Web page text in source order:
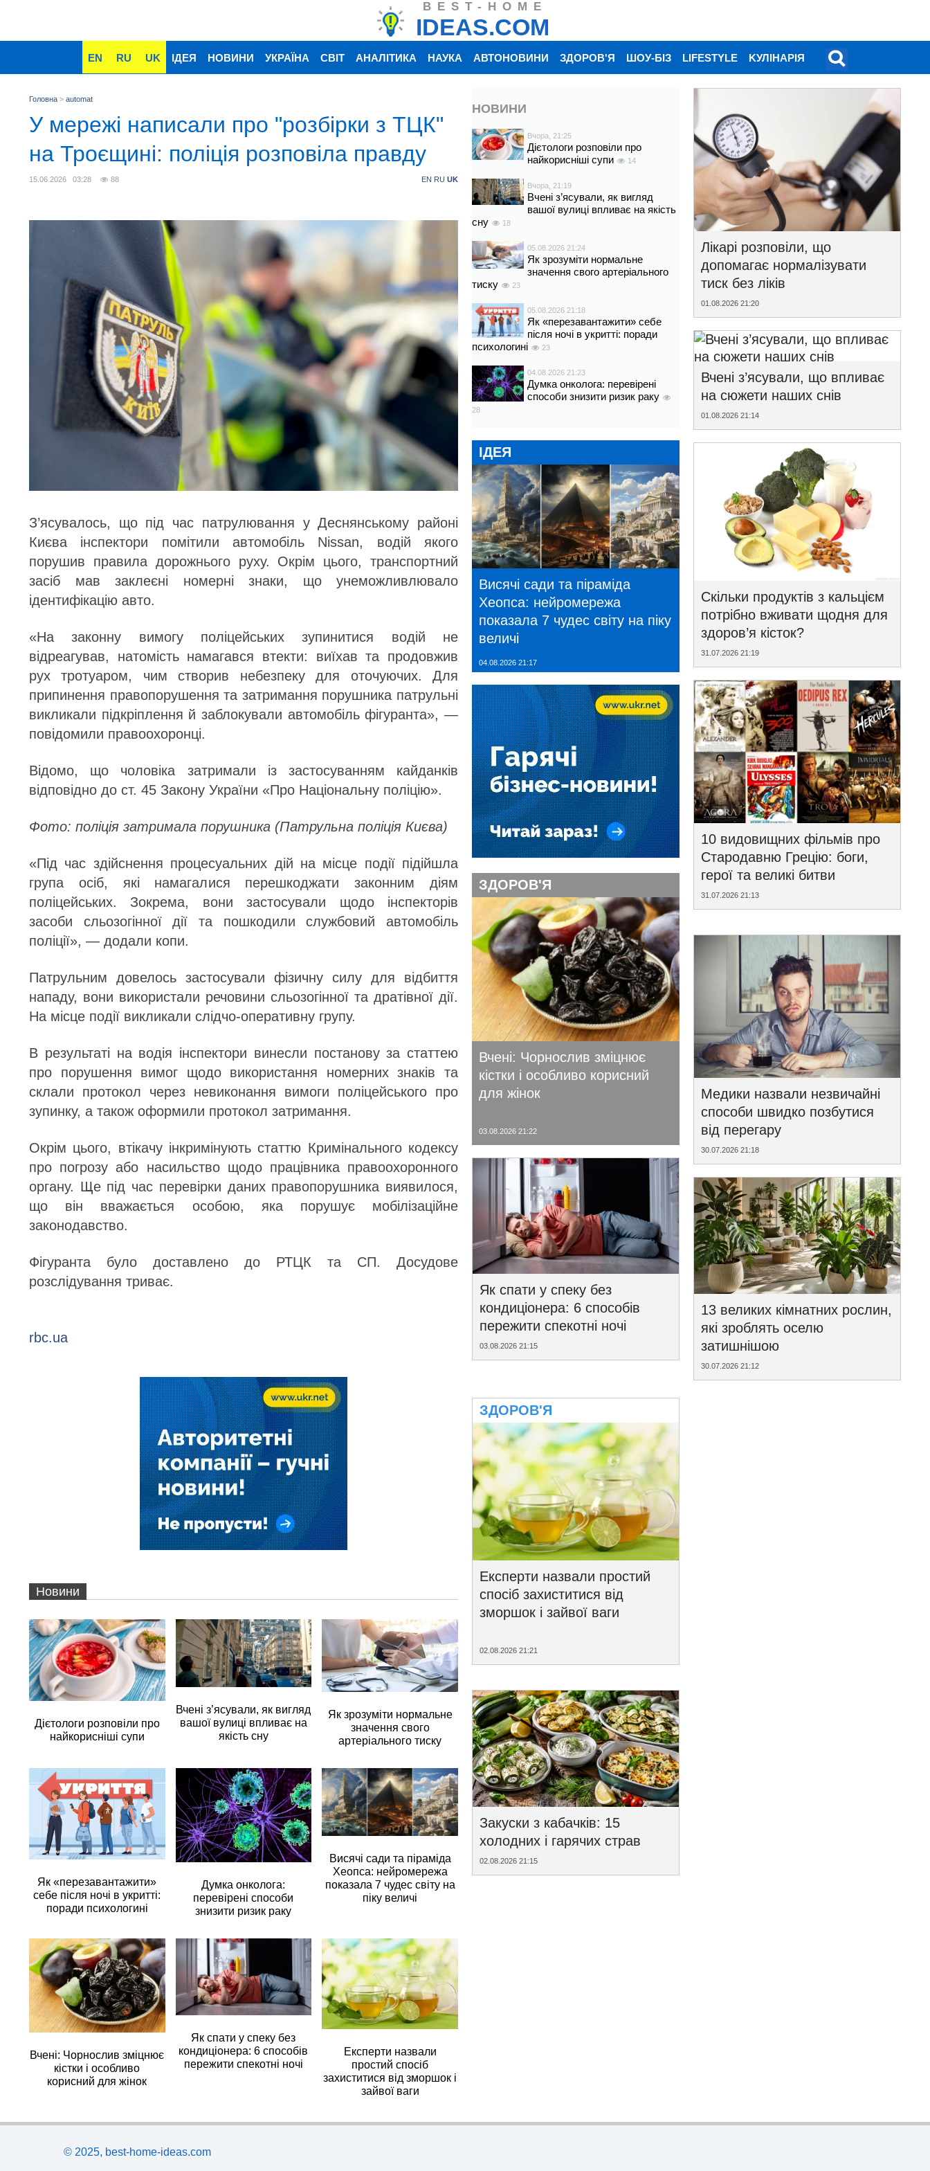
BEST-HOME
IDEAS.COM
EN RU UK ІДЕЯ НОВИНИ УКРАЇНА СВІТ АНАЛІТИКА НАУКА АВТОНОВИНИ ЗДОРОВ'Я ШОУ-БІЗ LIFESTYLE KУЛІНАРІЯ
Головна > automat
У мережі написали про "розбірки з ТЦК"
на Троєщині: поліція розповіла правду
15.06.2026 03:28 88 EN RU UK
З’ясувалось, що під час патрулювання у Деснянському районі
Києва інспектори помітили автомобіль Nissan, водій якого
порушив правила дорожнього руху. Окрім цього, транспортний
засіб мав заклеєні номерні знаки, що унеможливлювало
ідентифікацію авто.
«На законну вимогу поліцейських зупинитися водій не
відреагував, натомість намагався втекти: виїхав та продовжив
рух тротуаром, чим створив небезпеку для оточуючих. Для
припинення правопорушення та затримання порушника патрульні
викликали підкріплення й заблокували автомобіль фігуранта», —
повідомили правоохоронці.
Відомо, що чоловіка затримали із застосуванням кайданків
відповідно до ст. 45 Закону України «Про Національну поліцію».
Фото: поліція затримала порушника (Патрульна поліція Києва)
«Під час здійснення процесуальних дій на місце події підійшла
група осіб, які намагалися перешкоджати законним діям
поліцейських. Зокрема, вони застосували щодо інспекторів
засоби сльозогінної дії та пошкодили службовий автомобіль
поліції», — додали копи.
Патрульним довелось застосували фізичну силу для відбиття
нападу, вони використали речовини сльозогінної та дратівної дії.
На місце події викликали слідчо-оперативну групу.
В результаті на водія інспектори винесли постанову за статтею
про порушення вимог щодо використання номерних знаків та
склали протокол через невиконання вимоги поліцейського про
зупинку, а також оформили протокол затримання.
Окрім цього, втікачу інкримінують статтю Кримінального кодексу
про погрозу або насильство щодо працівника правоохоронного
органу. Ще під час перевірки даних правопорушника виявилося,
що він вважається особою, яка порушує мобілізаційне
законодавство.
Фігуранта було доставлено до РТЦК та СП. Досудове
розслідування триває.
rbc.ua
Новини
Дієтологи розповіли про
найкорисніші супи
Вчені з’ясували, як вигляд
вашої вулиці впливає на
якість сну
Як зрозуміти нормальне
значення свого
артеріального тиску
Як «перезавантажити»
себе після ночі в укритті:
поради психологині
Думка онколога:
перевірені способи
знизити ризик раку
Висячі сади та піраміда
Хеопса: нейромережа
показала 7 чудес світу на
піку величі
Вчені: Чорнослив зміцнює
кістки і особливо
корисний для жінок
Як спати у спеку без
кондиціонера: 6 способів
пережити спекотні ночі
Експерти назвали
простий спосіб
захиститися від зморшок і
зайвої ваги
НОВИНИ
Вчора, 21:25
Дієтологи розповіли про
найкорисніші супи
14
Вчора, 21:19
Вчені з’ясували, як вигляд
вашої вулиці впливає на якість
сну
18
05.08.2026 21:24
Як зрозуміти нормальне
значення свого артеріального
тиску
23
05.08.2026 21:18
Як «перезавантажити» себе
після ночі в укритті: поради
психологині
23
04.08.2026 21:23
Думка онколога: перевірені
способи знизити ризик раку
28
ІДЕЯ
Висячі сади та піраміда
Хеопса: нейромережа
показала 7 чудес світу на піку
величі
04.08.2026 21:17
ЗДОРОВ'Я
Вчені: Чорнослив зміцнює
кістки і особливо корисний
для жінок
03.08.2026 21:22
Як спати у спеку без
кондиціонера: 6 способів
пережити спекотні ночі
03.08.2026 21:15
ЗДОРОВ'Я
Експерти назвали простий
спосіб захиститися від
зморшок і зайвої ваги
02.08.2026 21:21
Закуски з кабачків: 15
холодних і гарячих страв
02.08.2026 21:15
Лікарі розповіли, що
допомагає нормалізувати
тиск без ліків
01.08.2026 21:20
Вчені з’ясували, що впливає
на сюжети наших снів
01.08.2026 21:14
Скільки продуктів з кальцієм
потрібно вживати щодня для
здоров’я кісток?
31.07.2026 21:19
10 видовищних фільмів про
Стародавню Грецію: боги,
герої та великі битви
31.07.2026 21:13
Медики назвали незвичайні
способи швидко позбутися
від перегару
30.07.2026 21:18
13 великих кімнатних рослин,
які зроблять оселю
затишнішою
30.07.2026 21:12
© 2025, best-home-ideas.com